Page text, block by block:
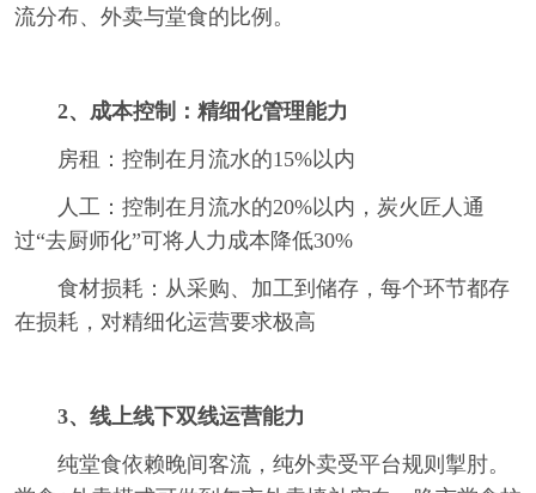
流分布、外卖与堂食的比例。
2、成本控制：精细化管理能力
房租：控制在月流水的15%以内
人工：控制在月流水的20%以内，炭火匠人通
过“去厨师化”可将人力成本降低30%
食材损耗：从采购、加工到储存，每个环节都存
在损耗，对精细化运营要求极高
3、线上线下双线运营能力
纯堂食依赖晚间客流，纯外卖受平台规则掣肘。